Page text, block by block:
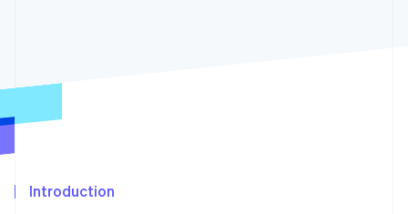
Élimination du carbone
Introduction